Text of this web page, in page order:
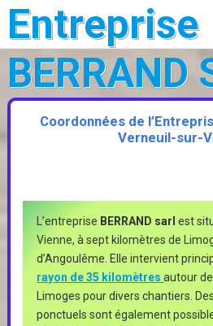
Entreprise
BERRAND
Coordonnées de
Verneuil-sur-
L’entreprise BERRAND sarl est
Vienne, à sept kilomètres de
d’Angoulême. Elle intervient
rayon de 35 kilomètresautour
Limoges pour divers chantiers.
ponctuels sont également